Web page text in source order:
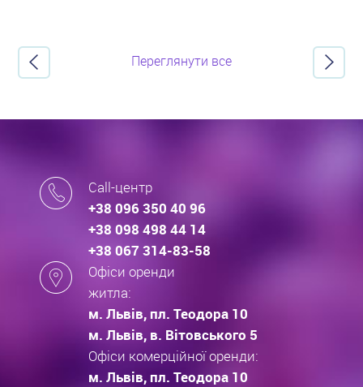
Переглянути все
Call-центр
+38 096 350 40 96
+38 098 498 44 14
+38 067 314-83-58
Офіси оренди
житла:
м. Львів, пл. Теодора 10
м. Львів, в. Вітовського 5
Офіси комерційної оренди:
м. Львів, пл. Теодора 10